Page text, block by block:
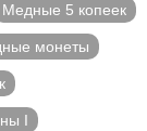
Медные 5 копеек
монеты
I